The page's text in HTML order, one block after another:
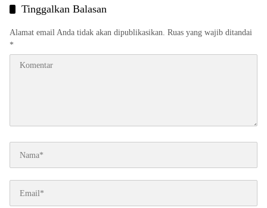
Tinggalkan Balasan
Alamat email Anda tidak akan dipublikasikan. Ruas yang wajib ditandai
*